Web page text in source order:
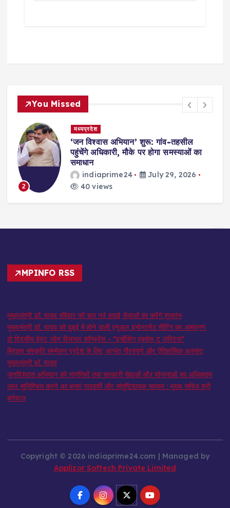
You Missed
2
मध्यप्रदेश
‘जन विश्वास अभियान’ शुरू: गांव-तहसील
पहुंचेंगे अधिकारी, मौके पर होगा समस्याओं का
समाधान
indiaprime24
July 29, 2026
40 views
MPINFO RSS
मुख्यमंत्री डॉ. यादव रविवार को चार नई हवाई सेवाओं का करेंगे शुभारंभ
मुख्यमंत्री डॉ. यादव को दुबई में होने वाली एनुअल इन्वेस्टमेंट मीटिंग का आमंत्रण
दो दिवसीय वेस्ट जोन रीजनल कॉन्फ्रेंस - "इन्हेंसिंग एक्सेस टू जस्टिस"
ब्रिक्स संस्कृति सम्मेलन प्रदेश के लिए अत्यंत गौरवपूर्ण और ऐतिहासिक अवसर:
मुख्यमंत्री डॉ. यादव
जनविश्वास अभियान को नागरिकों तक सरकारी सेवाओं और योजनाओं का अधिकतम
लाभ सुनिश्चित करने का बनाएं पारदर्शी और संतुष्टिदायक माध्यम : मुख्य सचिव श्री
बर्णवाल
Copyright © 2026 indiaprime24.com | Managed by
Applizor Softech Private Limited